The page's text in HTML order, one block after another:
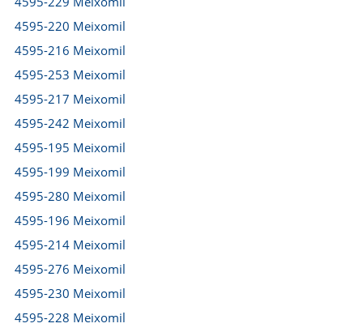
4595-220 Meixomil
4595-216 Meixomil
4595-253 Meixomil
4595-217 Meixomil
4595-242 Meixomil
4595-195 Meixomil
4595-199 Meixomil
4595-280 Meixomil
4595-196 Meixomil
4595-214 Meixomil
4595-276 Meixomil
4595-230 Meixomil
4595-228 Meixomil